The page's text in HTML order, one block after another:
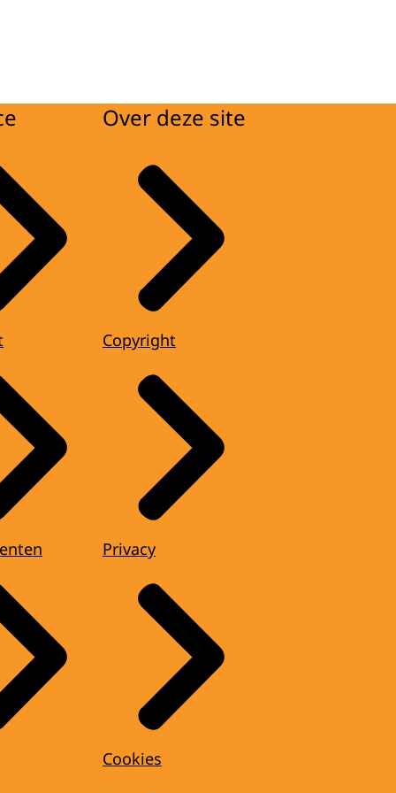
Over deze site
Copyright
Privacy
Cookies